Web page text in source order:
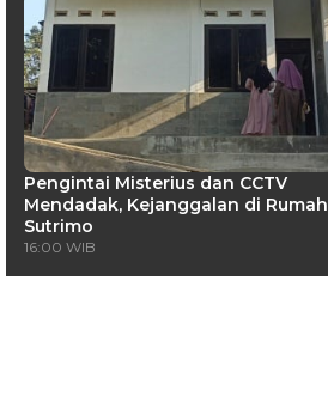
Pengintai Misterius dan CCTV
Mendadak, Kejanggalan di Rumah
Sutrimo
16:00 WIB